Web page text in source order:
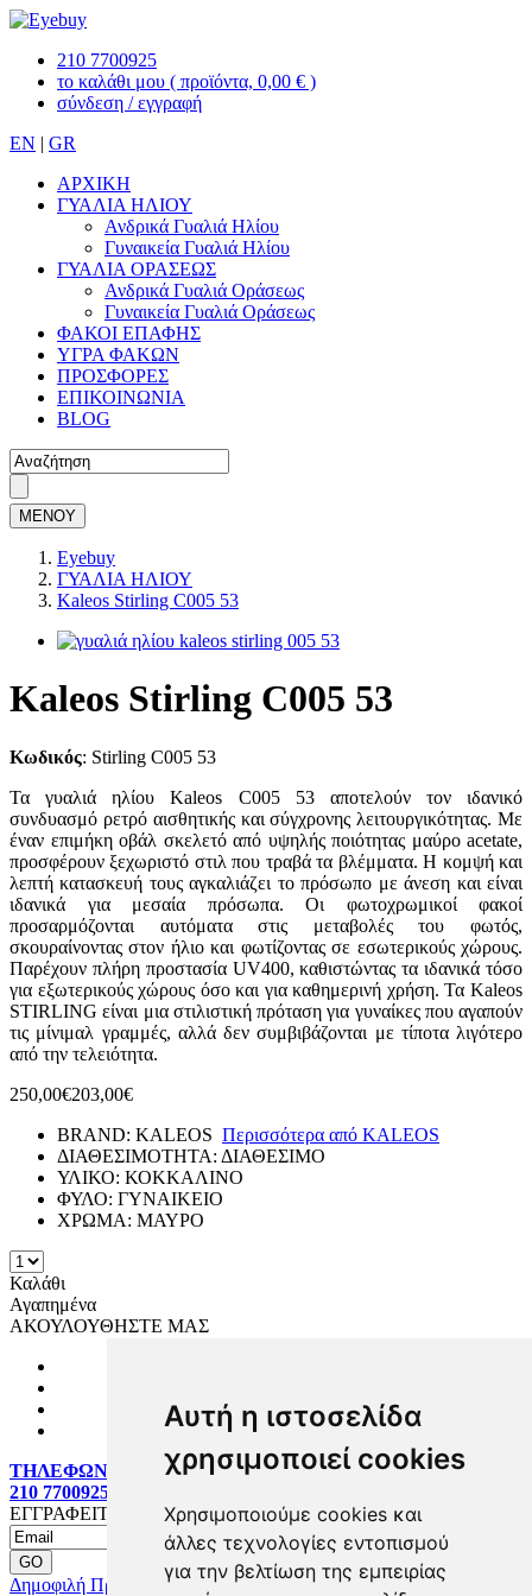
Αυτή η ιστοσελίδα
χρησιμοποιεί cookies
Χρησιμοποιούμε cookies και
άλλες τεχνολογίες εντοπισμού
για την βελτίωση της εμπειρίας
210 7700925
το καλάθι μου ( προϊόντα, 0,00 € )
σύνδεση / εγγραφή
EN | GR
ΑΡΧΙΚΗ
ΓΥΑΛΙΑ ΗΛΙΟΥ
Ανδρικά Γυαλιά Ηλίου
Γυναικεία Γυαλιά Ηλίου
ΓΥΑΛΙΑ ΟΡΑΣΕΩΣ
Ανδρικά Γυαλιά Οράσεως
Γυναικεία Γυαλιά Οράσεως
ΦΑΚΟΙ ΕΠΑΦΗΣ
ΥΓΡΑ ΦΑΚΩΝ
ΠΡΟΣΦΟΡΕΣ
ΕΠΙΚΟΙΝΩΝΙΑ
BLOG
ΜΕΝΟΥ
Eyebuy
ΓΥΑΛΙΑ ΗΛΙΟΥ
Kaleos Stirling C005 53
Kaleos Stirling C005 53
Κωδικός: Stirling C005 53
Τα γυαλιά ηλίου Kaleos C005 53 αποτελούν τον ιδανικό
συνδυασμό ρετρό αισθητικής και σύγχρονης λειτουργικότητας. Με
έναν επιμήκη οβάλ σκελετό από υψηλής ποιότητας μαύρο acetate,
προσφέρουν ξεχωριστό στιλ που τραβά τα βλέμματα. Η κομψή και
λεπτή κατασκευή τους αγκαλιάζει το πρόσωπο με άνεση και είναι
ιδανικά για μεσαία πρόσωπα. Οι φωτοχρωμικοί φακοί
προσαρμόζονται αυτόματα στις μεταβολές του φωτός,
σκουραίνοντας στον ήλιο και φωτίζοντας σε εσωτερικούς χώρους.
Παρέχουν πλήρη προστασία UV400, καθιστώντας τα ιδανικά τόσο
για εξωτερικούς χώρους όσο και για καθημερινή χρήση. Τα Kaleos
STIRLING είναι μια στιλιστική πρόταση για γυναίκες που αγαπούν
τις μίνιμαλ γραμμές, αλλά δεν συμβιβάζονται με τίποτα λιγότερο
από την τελειότητα.
250,00€203,00€
BRAND: KALEOS Περισσότερα από KALEOS
ΔΙΑΘΕΣΙΜΟΤΗΤΑ: ΔΙΑΘΕΣΙΜΟ
ΥΛΙΚΟ: ΚΟΚΚΑΛΙΝΟ
ΦΥΛΟ: ΓΥΝΑΙΚΕΙΟ
ΧΡΩΜΑ: ΜΑΥΡΟ
Καλάθι
Αγαπημένα
ΑΚΟΥΛΟΥΘΗΣΤΕ ΜΑΣ
ΤΗΛΕΦΩΝΙΚΕΣ ΠΑΡΑΓΓΕΛΙΕΣ:
210 7700925
ΕΓΓΡΑΦΕΙΤΕ MAILING LIST
Δημοφιλή Προϊόντα